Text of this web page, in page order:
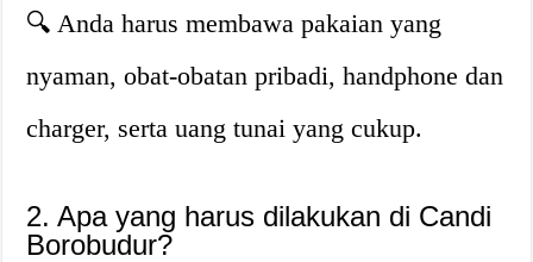
🔍 Anda harus membawa pakaian yang
nyaman, obat-obatan pribadi, handphone dan
charger, serta uang tunai yang cukup.
2. Apa yang harus dilakukan di Candi
Borobudur?